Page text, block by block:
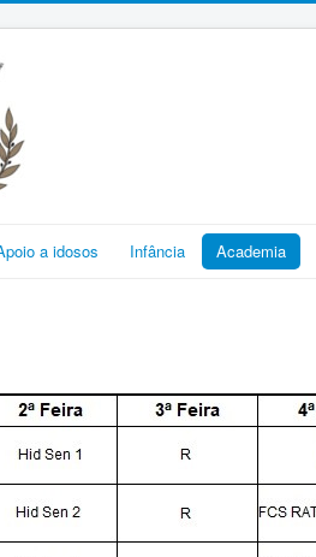
a idosos Infância Academia